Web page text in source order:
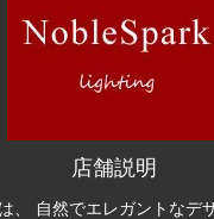
店舗説明
、 自然でエレガントなデ